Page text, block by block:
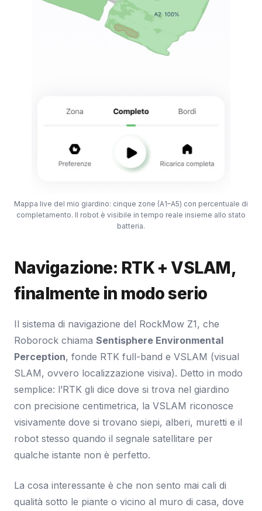
Mappa live del mio giardino: cinque zone (A1–A5) con percentuale di
completamento. Il robot è visibile in tempo reale insieme allo stato
batteria.
Navigazione: RTK + VSLAM,
finalmente in modo serio
Il sistema di navigazione del RockMow Z1, che
Roborock chiama Sentisphere Environmental
Perception, fonde RTK full-band e VSLAM (visual
SLAM, ovvero localizzazione visiva). Detto in modo
semplice: l’RTK gli dice dove si trova nel giardino
con precisione centimetrica, la VSLAM riconosce
visivamente dove si trovano siepi, alberi, muretti e il
robot stesso quando il segnale satellitare per
qualche istante non è perfetto.
La cosa interessante è che non sento mai cali di
qualità sotto le piante o vicino al muro di casa, dove